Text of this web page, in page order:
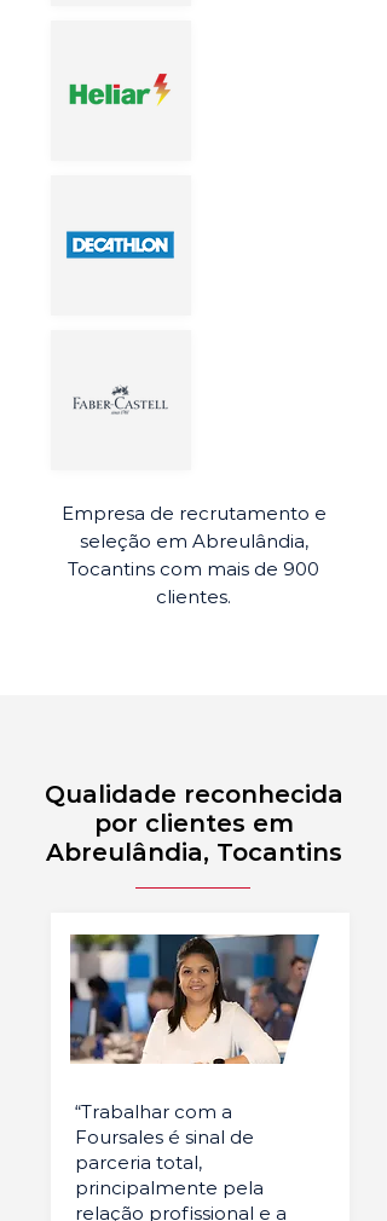
Empresa de recrutamento e
seleção em Abreulândia,
Tocantins com mais de 900
clientes.
Qualidade reconhecida
por clientes em
Abreulândia, Tocantins
“Trabalhar com a
Foursales é sinal de
parceria total,
principalmente pela
relação profissional e a